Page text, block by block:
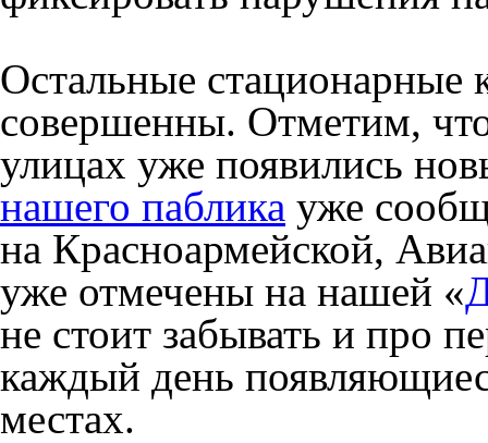
Остальные стационарные
совершенны. Отметим,
улицах уже появились
нашего паблика уже
на Красноармейской,
уже отмечены на нашей «
не стоит забывать и про
каждый день
местах.